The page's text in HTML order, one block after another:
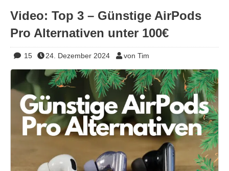
Video: Top 3 – Günstige AirPods
Pro Alternativen unter 100€
15 24. Dezember 2024 von Tim